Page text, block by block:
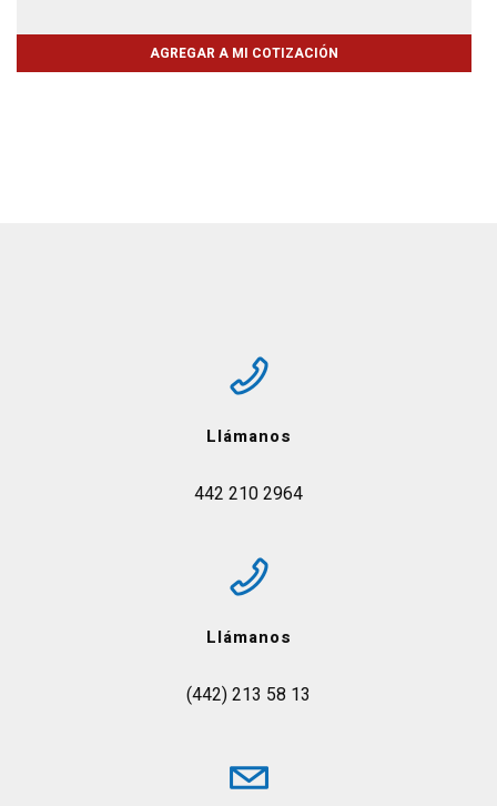
AGREGAR A MI COTIZACIÓN
Llámanos
442 210 2964
Llámanos
(442) 213 58 13